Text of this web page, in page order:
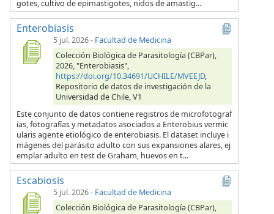
gotes, cultivo de epimastigotes, nidos de amastig...
Enterobiasis
5 jul. 2026- Facultad de Medicina
Colección Biológica de Parasitología (CBPar),
2026, "Enterobiasis",
https://doi.org/10.34691/UCHILE/MVEEJD,
Repositorio de datos de investigación de la
Universidad de Chile, V1
Este conjunto de datos contiene registros de microfotograf
ías, fotografías y metadatos asociados a Enterobius vermic
ularis agente etiológico de enterobiasis. El dataset incluye i
mágenes del parásito adulto con sus expansiones alares, ej
emplar adulto en test de Graham, huevos en t...
Escabiosis
5 jul. 2026- Facultad de Medicina
Colección Biológica de Parasitología (CBPar),